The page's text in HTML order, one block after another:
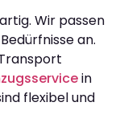
Wir passen
an.
in
flexibel und